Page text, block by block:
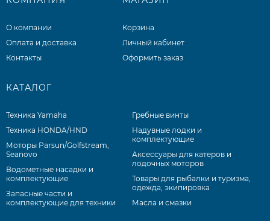
О компании
Оплата и доставка
Контакты
Корзина
Личный кабинет
Оформить заказ
КАТАЛОГ
Техника Yamaha
Техника HONDA/HND
Моторы Parsun/Golfstream,
Seanovo
Водометные насадки и
комплектующие
Запасные части и
комплектующие для техники
Гребные винты
Надувные лодки и
комплектующие
Аксессуары для катеров и
лодочных моторов
Товары для рыбалки и туризма,
одежда, экипировка
Масла и смазки